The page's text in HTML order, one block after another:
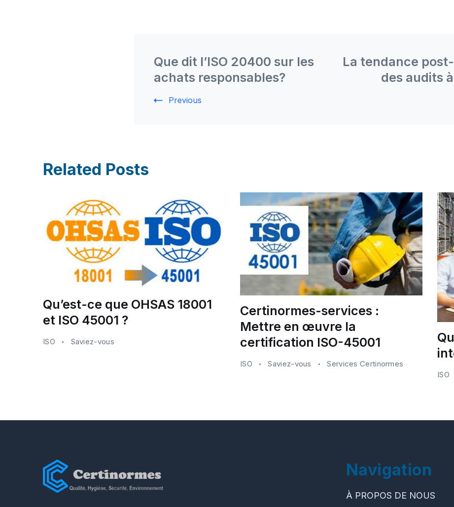
Navigation
Que dit l’ISO 20400 sur les
achats responsables?
Previous
La tendance
des audits
Related Posts
Qu’est-ce que OHSAS 18001
et ISO 45001 ?
ISO Saviez-vous
Certinormes-services :
Mettre en œuvre la
certification ISO-45001
ISO Saviez-vous Services Certinormes
ISO
Navigation
À PROPOS DE NOUS